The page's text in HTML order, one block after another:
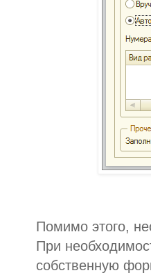
Помимо этого,
При
собственную